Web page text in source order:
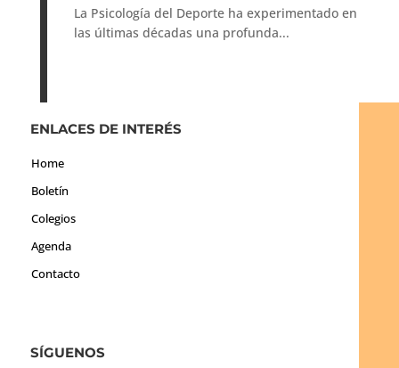
La Psicología del Deporte ha experimentado en
las últimas décadas una profunda...
ENLACES DE INTERÉS
Home
Boletín
Colegios
Agenda
Contacto
SÍGUENOS